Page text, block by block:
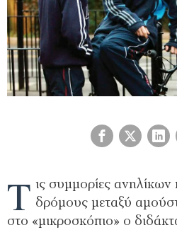
Τ ις συμμορίες ανηλίκων
δρόμους μεταξύ
στο «μικροσκόπιο» ο